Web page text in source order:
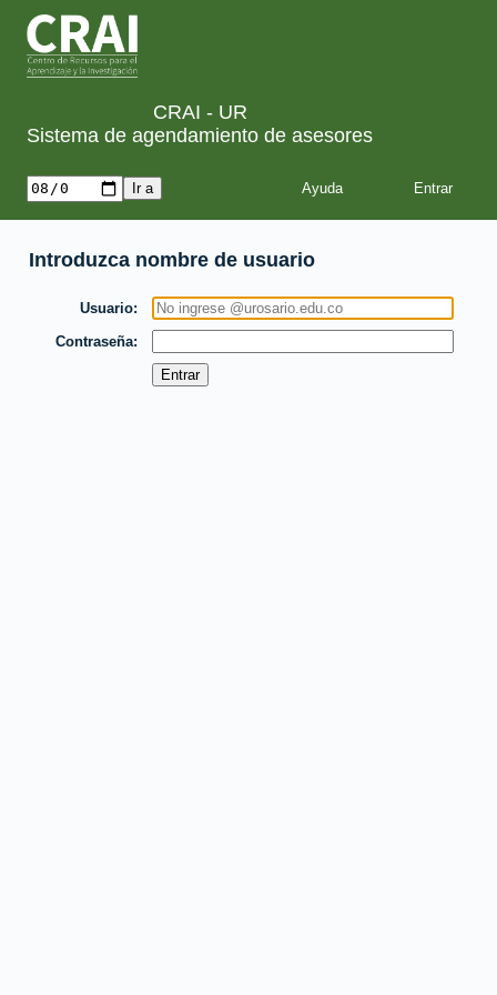
CRAI - UR
Sistema de agendamiento de asesores
Ayuda
Introduzca nombre de usuario
Usuario
Contraseña